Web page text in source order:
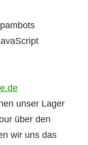
unser Lager
über den
wir uns das